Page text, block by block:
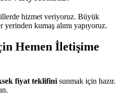
hizmet veriyoruz. Büyük
kumaş alımı yapıyoruz.
Hemen İletişime
fiyat teklifini sunmak için hazır.